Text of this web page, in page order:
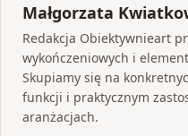
Małgorzata
Redakcja Obiektywnieart
wykończeniowych i
Skupiamy się na
funkcji i praktycznym
aranżacjach.